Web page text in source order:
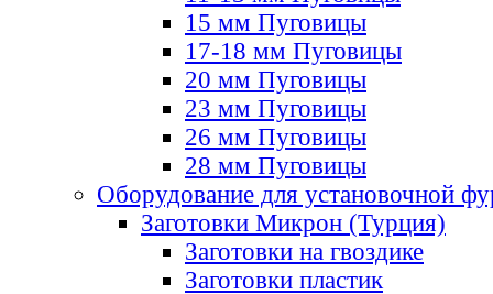
15 мм Пуговицы
17-18 мм Пуговицы
20 мм Пуговицы
23 мм Пуговицы
26 мм Пуговицы
28 мм Пуговицы
Оборудование для установочной
Заготовки Микрон (Турция)
Заготовки на гвоздике
Заготовки пластик